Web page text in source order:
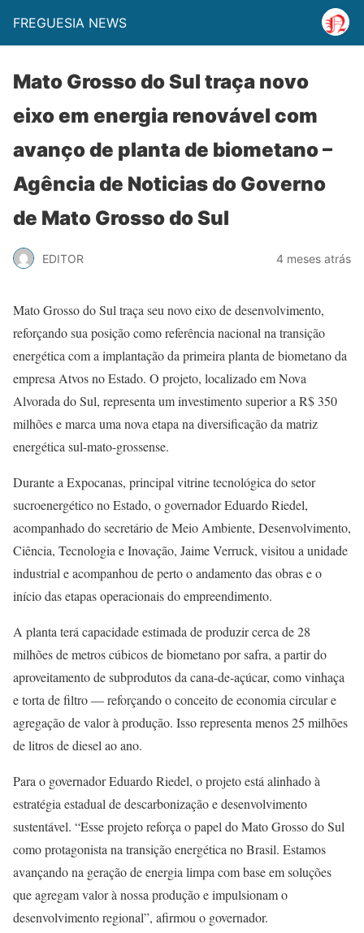
FREGUESIA NEWS
Mato Grosso do Sul traça novo
eixo em energia renovável com
avanço de planta de biometano –
Agência de Noticias do Governo
de Mato Grosso do Sul
EDITOR 4 meses atrás
Mato Grosso do Sul traça seu novo eixo de desenvolvimento,
reforçando sua posição como referência nacional na transição
energética com a implantação da primeira planta de biometano da
empresa Atvos no Estado. O projeto, localizado em Nova
Alvorada do Sul, representa um investimento superior a R$ 350
milhões e marca uma nova etapa na diversificação da matriz
energética sul-mato-grossense.
Durante a Expocanas, principal vitrine tecnológica do setor
sucroenergético no Estado, o governador Eduardo Riedel,
acompanhado do secretário de Meio Ambiente, Desenvolvimento,
Ciência, Tecnologia e Inovação, Jaime Verruck, visitou a unidade
industrial e acompanhou de perto o andamento das obras e o
início das etapas operacionais do empreendimento.
A planta terá capacidade estimada de produzir cerca de 28
milhões de metros cúbicos de biometano por safra, a partir do
aproveitamento de subprodutos da cana-de-açúcar, como vinhaça
e torta de filtro — reforçando o conceito de economia circular e
agregação de valor à produção. Isso representa menos 25 milhões
de litros de diesel ao ano.
Para o governador Eduardo Riedel, o projeto está alinhado à
estratégia estadual de descarbonização e desenvolvimento
sustentável. “Esse projeto reforça o papel do Mato Grosso do Sul
como protagonista na transição energética no Brasil. Estamos
avançando na geração de energia limpa com base em soluções
que agregam valor à nossa produção e impulsionam o
desenvolvimento regional”, afirmou o governador.